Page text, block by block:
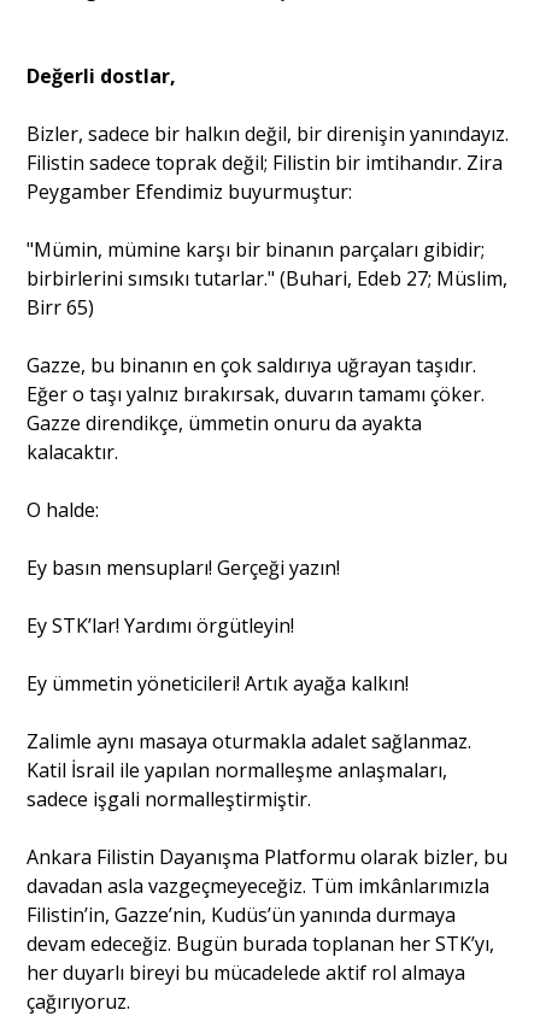
Değerli dostlar,
Bizler, sadece bir halkın değil, bir direnişin yanındayız.
Filistin sadece toprak değil; Filistin bir imtihandır. Zira
Peygamber Efendimiz buyurmuştur:
"Mümin, mümine karşı bir binanın parçaları gibidir;
birbirlerini sımsıkı tutarlar." (Buhari, Edeb 27; Müslim,
Birr 65)
Gazze, bu binanın en çok saldırıya uğrayan taşıdır.
Eğer o taşı yalnız bırakırsak, duvarın tamamı çöker.
Gazze direndikçe, ümmetin onuru da ayakta
kalacaktır.
O halde:
Ey basın mensupları! Gerçeği yazın!
Ey STK’lar! Yardımı örgütleyin!
Ey ümmetin yöneticileri! Artık ayağa kalkın!
Zalimle aynı masaya oturmakla adalet sağlanmaz.
Katil İsrail ile yapılan normalleşme anlaşmaları,
sadece işgali normalleştirmiştir.
Ankara Filistin Dayanışma Platformu olarak bizler, bu
davadan asla vazgeçmeyeceğiz. Tüm imkânlarımızla
Filistin’in, Gazze’nin, Kudüs’ün yanında durmaya
devam edeceğiz. Bugün burada toplanan her STK’yı,
her duyarlı bireyi bu mücadelede aktif rol almaya
çağırıyoruz.